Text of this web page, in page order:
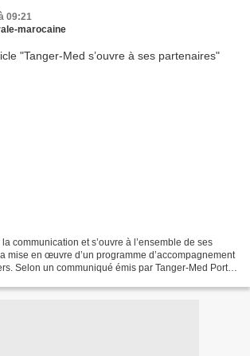
09:21
marocaine
communication et s’ouvre à l’ensemble de ses
mise en œuvre d’un programme d’accompagnement
Selon un communiqué émis par Tanger-Med Port